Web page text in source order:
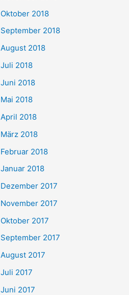
Oktober 2018
September 2018
August 2018
Juli 2018
Juni 2018
Mai 2018
April 2018
März 2018
Februar 2018
Januar 2018
Dezember 2017
November 2017
Oktober 2017
September 2017
August 2017
Juli 2017
Juni 2017